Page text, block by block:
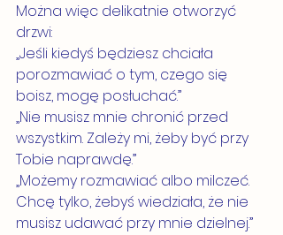
Można więc delikatnie otworzyć
drzwi:
„Jeśli kiedyś będziesz chciała
porozmawiać o tym, czego się
boisz, mogę posłuchać.”
„Nie musisz mnie chronić przed
wszystkim. Zależy mi, żeby być przy
Tobie naprawdę.”
„Możemy rozmawiać albo milczeć.
Chcę tylko, żebyś wiedziała, że nie
musisz udawać przy mnie dzielnej.”